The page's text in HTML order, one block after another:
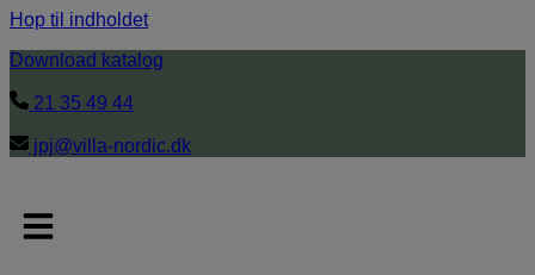
Hop til indholdet
Download katalog
21 35 49 44
jpj@villa-nordic.dk